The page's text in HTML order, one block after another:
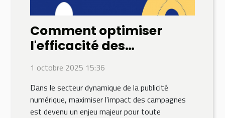
Comment optimiser
l'efficacité des
campagnes
publicitaires
numériques ?
1 octobre 2025 15:36
Dans le secteur dynamique de la publicité
numérique, maximiser l'impact des campagnes
est devenu un enjeu majeur pour toute